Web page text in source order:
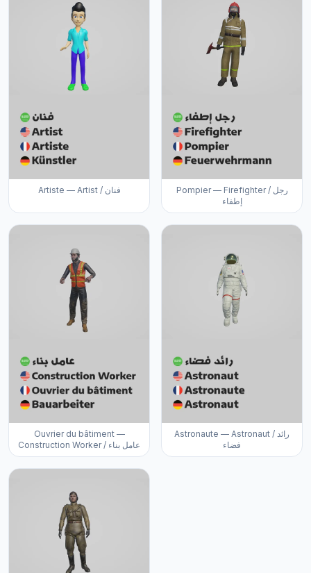
Artiste — Artist / فنان
Pompier — Firefighter / رجل
إطفاء
Ouvrier du bâtiment —
Construction Worker / عامل بناء
Astronaute — Astronaut / رائد
فضاء